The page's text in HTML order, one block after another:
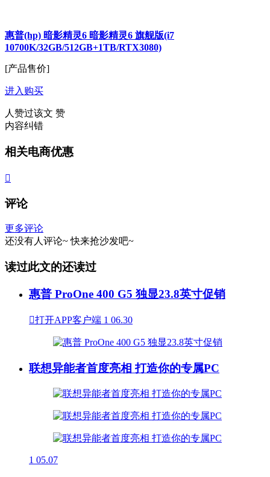
惠普(hp) 暗影精灵6 暗影精灵6 旗舰版(i7
10700K/32GB/512GB+1TB/RTX3080)
[产品售价]
进入购买
人赞过该文 赞
内容纠错
相关电商优惠

评论
更多评论
还没有人评论~ 快来抢沙发吧~
读过此文的还读过
惠普 ProOne 400 G5 独显23.8英寸促销
打开APP客户端 1 06.30
联想异能者首度亮相 打造你的专属PC
1 05.07